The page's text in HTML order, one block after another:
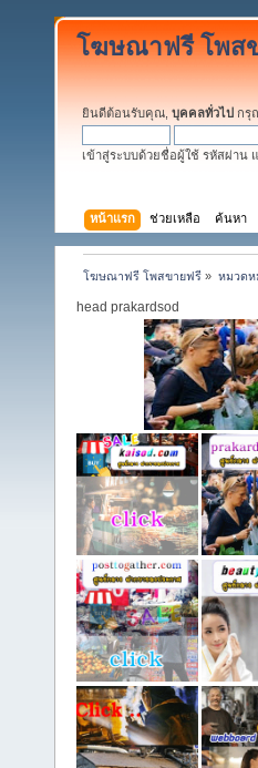
โฆษณาฟรี โพส
ยินดีต้อนรับคุณ, บุคคลทั่วไป กรุ
เข้าสู่ระบบด้วยชื่อผู้ใช้ รหัสผ่าน
หน้าแรก ช่วยเหลือ ค้นหา
โฆษณาฟรี โพสขายฟรี » หมวดห
head prakardsod